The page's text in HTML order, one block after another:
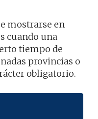
mostrarse en
cuando una
tiempo de
provincias o
obligatorio.